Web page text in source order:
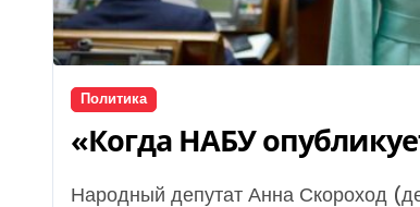
Политика
«Когда НАБУ
Народный депутат Анна Скороход (депутатская группа «За майбутнє») заявила, что видео,